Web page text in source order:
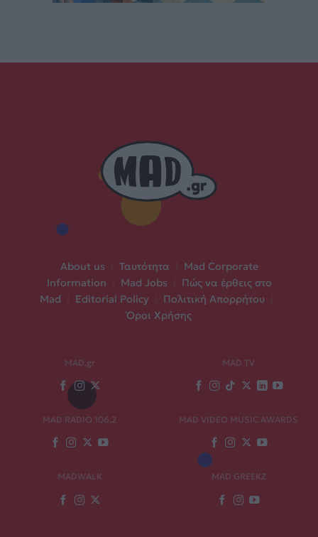
About us Ταυτότητα
Mad Corporate
Information
Mad Jobs
Πώς να έρθεις στο
Mad
Editorial Policy Πολιτική Απορρήτου
Όροι Χρήσης
MAD.gr MAD TV
MAD RADIO 106,2 MAD VIDEO MUSIC AWARDS
MADWALK MAD GREEKZ